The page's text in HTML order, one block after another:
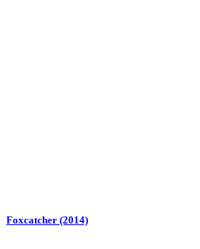
Foxcatcher (2014)